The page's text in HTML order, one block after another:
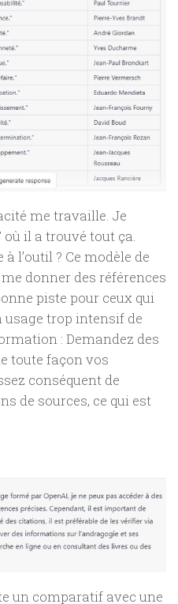
me travaille. Je
où il a trouvé tout ça.
l’outil ? Ce modèle de
donner des références
piste pour ceux qui
usage trop intensif de
: Demandez des
toute façon vos
conséquent de
de sources, ce qui est
un comparatif avec une